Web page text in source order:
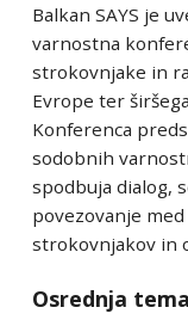
Balkan SAYS je
varnostna
strokovnjake in
Evrope ter
Konferenca
sodobnih
spodbuja dialog,
povezovanje
strokovnjakov in
Osrednja